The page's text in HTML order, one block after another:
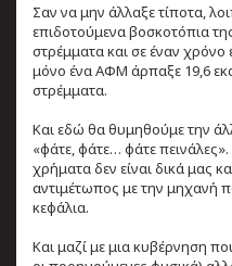
Σαν να μην άλλαξε τίποτα,
επιδοτούμενα βοσκοτόπια
στρέμματα και σε έναν χρόνο
μόνο ένα ΑΦΜ άρπαξε 19,6
στρέμματα.
Και εδώ θα θυμηθούμε την
«φάτε, φάτε… φάτε
χρήματα δεν είναι δικά μας
αντιμέτωπος με την μηχανή
κεφάλια.
Και μαζί με μια κυβέρνηση